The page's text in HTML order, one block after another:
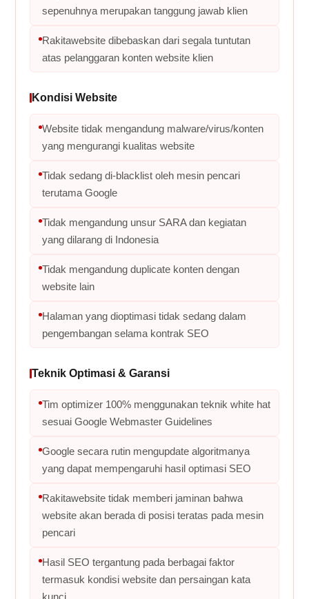
sepenuhnya merupakan tanggung jawab klien
Rakitawebsite dibebaskan dari segala tuntutan
atas pelanggaran konten website klien
Kondisi Website
Website tidak mengandung malware/virus/konten
yang mengurangi kualitas website
Tidak sedang di-blacklist oleh mesin pencari
terutama Google
Tidak mengandung unsur SARA dan kegiatan
yang dilarang di Indonesia
Tidak mengandung duplicate konten dengan
website lain
Halaman yang dioptimasi tidak sedang dalam
pengembangan selama kontrak SEO
Teknik Optimasi & Garansi
Tim optimizer 100% menggunakan teknik white hat
sesuai Google Webmaster Guidelines
Google secara rutin mengupdate algoritmanya
yang dapat mempengaruhi hasil optimasi SEO
Rakitawebsite tidak memberi jaminan bahwa
website akan berada di posisi teratas pada mesin
pencari
Hasil SEO tergantung pada berbagai faktor
termasuk kondisi website dan persaingan kata
kunci